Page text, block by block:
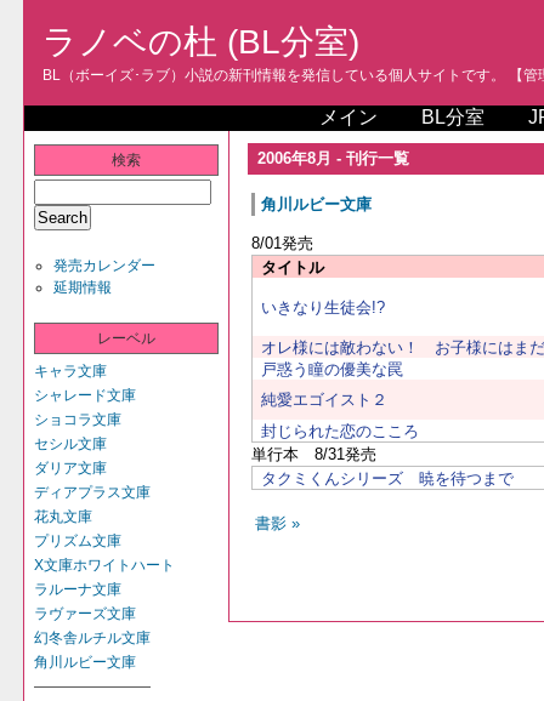
ラノベの杜 (BL分室)
BL（ボーイズ･ラブ）小説の新刊情報を発信している個人サイトです。 【管
メイン BL分室
検索
発売カレンダー
延期情報
レーベル
キャラ文庫
シャレード文庫
ショコラ文庫
セシル文庫
ダリア文庫
ディアプラス文庫
花丸文庫
プリズム文庫
X文庫ホワイトハート
ラルーナ文庫
ラヴァーズ文庫
幻冬舎ルチル文庫
角川ルビー文庫
――――――――
2006年8月 - 刊行一覧
角川ルビー文庫
8/01発売
タイトル
いきなり生徒会!?
オレ様には敵わない！ お子様にはま
戸惑う瞳の優美な罠
純愛エゴイスト２
封じられた恋のこころ
単行本 8/31発売
タクミくんシリーズ 暁を待つまで
書影 »